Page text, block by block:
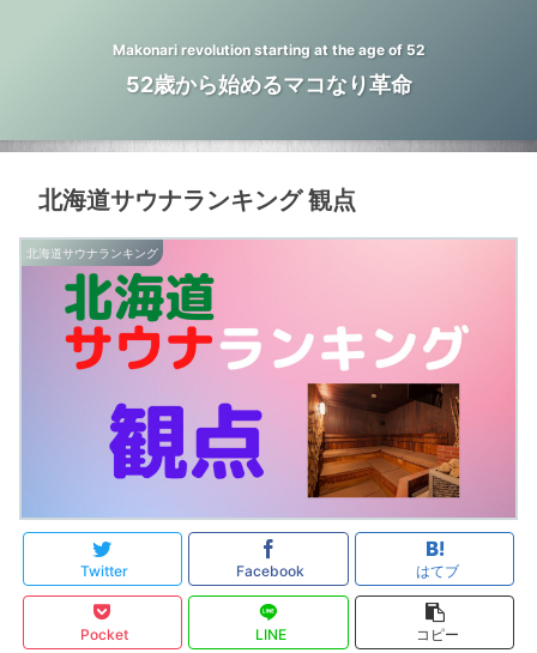
Makonari revolution starting at the age of 52
52歳から始めるマコなり革命
北海道サウナランキング 観点
北海道サウナランキング
Twitter Facebook はてブ
Pocket LINE コピー